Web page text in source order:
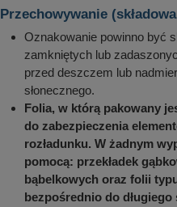
Przechowywanie
Oznakowanie powinno być
zamkniętych lub
przed deszczem lub
słonecznego.
Folia, w którą pakowany
do zabezpieczenia
rozładunku. W żadnym
pomocą: przekładek
bąbelkowych oraz folii
bezpośrednio do długiego